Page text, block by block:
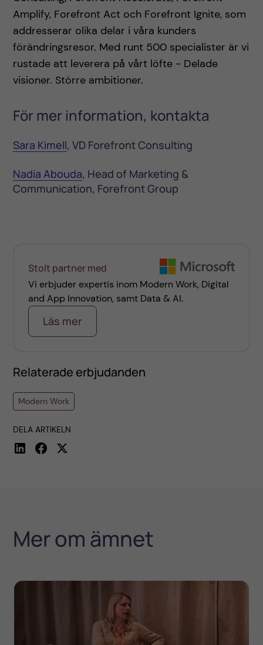
Amplify, Forefront Act och Forefront Ignite, som
addresserar olika delar i våra kunders
förändringsresor. Med runt 500 specialister är vi
rustade att leverera på vårt löfte - Delade
visioner. Större ambitioner.
För mer information, kontakta
Sara Kimell, VD Forefront Consulting
Nadia Abouda, Head of Marketing &
Communication, Forefront Group
Stolt partner med
Vi erbjuder expertis inom Modern Work, Digital
and App Innovation, samt Data & AI.
Läs mer
Relaterade erbjudanden
Modern Work
DELA ARTIKELN
Mer om ämnet